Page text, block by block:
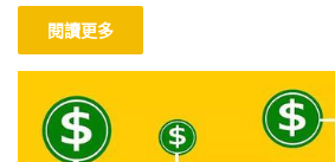
閱讀更多